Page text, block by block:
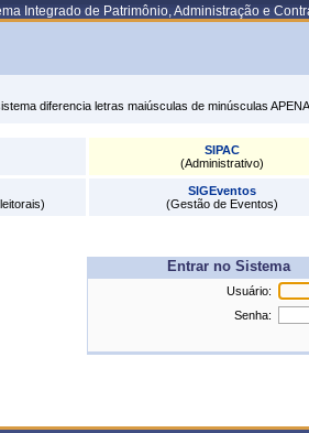
Integrado de Patrimônio, Administração e
diferencia letras maiúsculas de minúsculas
SIPAC
(Administrativo)
SIGEventos
(Gestão de Eventos)
Entrar no Sistema
Usuário:
Senha: